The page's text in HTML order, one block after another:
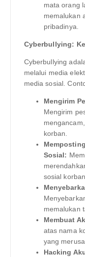
mata orang
memalukan
pribadinya.
Cyberbullying:
Cyberbullying
melalui media
media sosial.
Mengirim
Mengirim
korban.
Sosial:
sosial
memalukan
Membuat
atas nama
yang
Hacking